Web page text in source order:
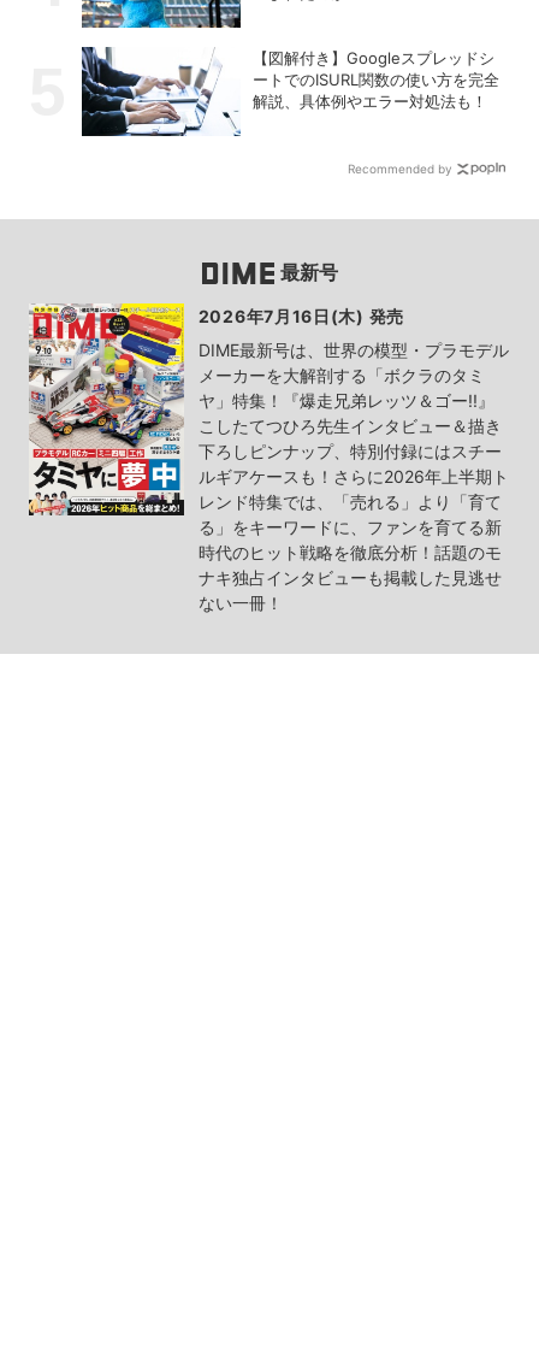
【図解付き】Googleスプレッドシ
ートでのISURL関数の使い方を完全
解説、具体例やエラー対処法も！
Recommended by
最新号
2026年7月16日(木) 発売
DIME最新号は、世界の模型・プラモデル
メーカーを大解剖する「ボクラのタミ
ヤ」特集！『爆走兄弟レッツ＆ゴー!!』
こしたてつひろ先生インタビュー＆描き
下ろしピンナップ、特別付録にはスチー
ルギアケースも！さらに2026年上半期ト
レンド特集では、「売れる」より「育て
る」をキーワードに、ファンを育てる新
時代のヒット戦略を徹底分析！話題のモ
ナキ独占インタビューも掲載した見逃せ
ない一冊！